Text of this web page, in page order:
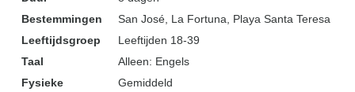
Bestemmingen
San José , La Fortuna , Playa Santa Teresa
Leeftijdsgroep
Leeftijden 18-39
Taal
Alleen: Engels
Fysieke
Gemiddeld